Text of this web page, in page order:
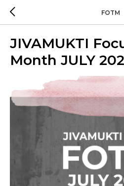
FOTM
JIVAMUKTI
Month JULY